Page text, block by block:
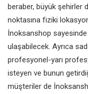
beraber, büyük şehirler
noktasına fiziki
İnoksanshop
ulaşabilecek. Ayrıca
profesyonel-yarı
isteyen ve bunun
müşteriler de